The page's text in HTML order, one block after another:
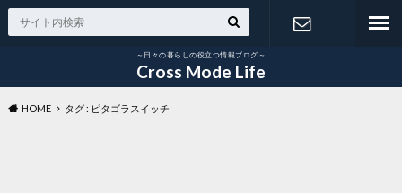
～日々の暮らしの役立つ情報ブログ～
Cross Mode Life
HOME タグ : ピタゴラスイッチ